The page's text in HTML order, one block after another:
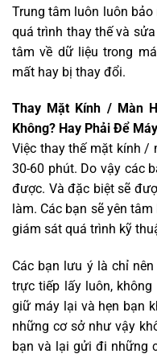
Trung tâm luôn luôn
quá trình thay thế và
tâm về dữ liệu trong
mất hay bị thay đổi.
Thay Mặt Kính / Màn
Không? Hay Phải Để
Việc thay thế mặt kính /
30-60 phút. Do vậy các
được. Và đặc biệt sẽ
làm. Các bạn sẽ yên
giám sát quá trình kỹ
Các bạn lưu ý là chỉ
trực tiếp lấy luôn,
giữ máy lại và hẹn bạn
những cơ sở như vậy
bạn và lại gửi đi những